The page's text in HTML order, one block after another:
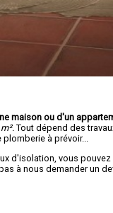
maison ou d'un
Tout dépend des
à prévoir...
d'isolation, vous
à nous demander un